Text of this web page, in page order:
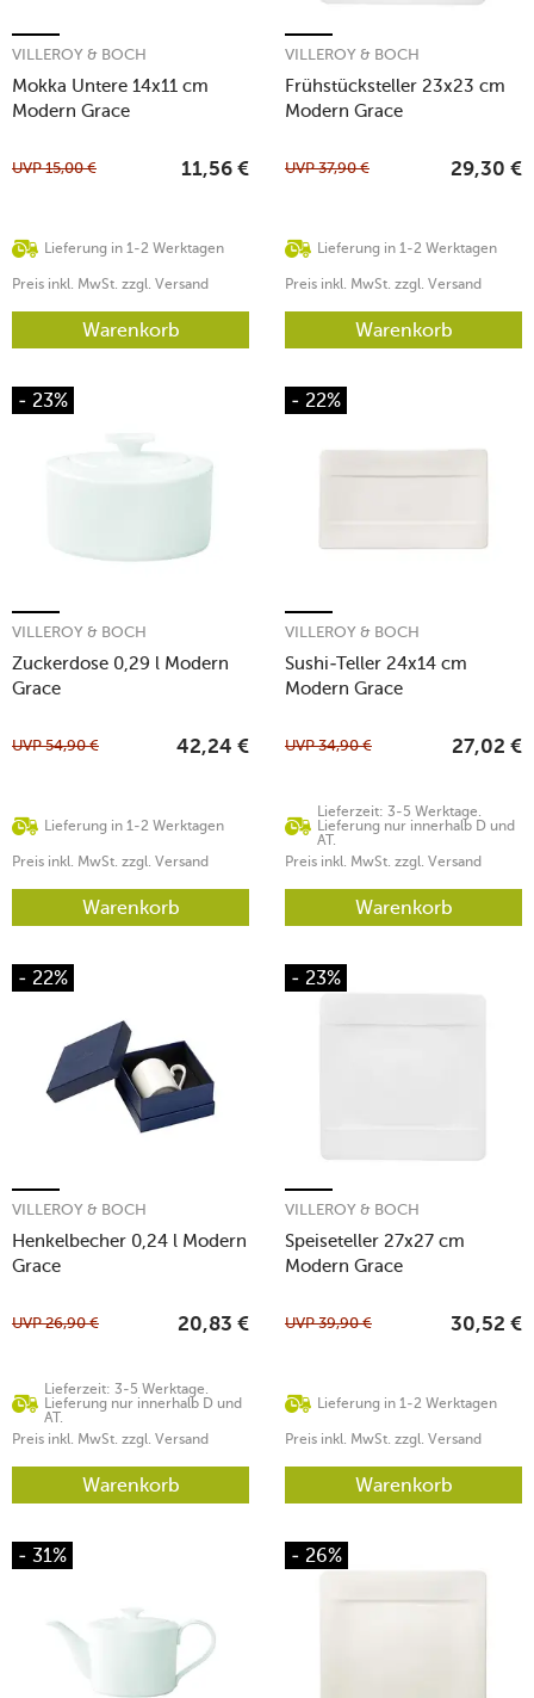
Mokka Untere 14x11 cm
Modern Grace
VILLEROY & BOCH
Lieferung in 1-2 Werktagen
UVP15,00 € 11,56 €
Preis inkl. MwSt. zzgl. Versand
Warenkorb
Frühstücksteller 23x23 cm
Modern Grace
VILLEROY & BOCH
Lieferung in 1-2 Werktagen
UVP37,90 € 29,30 €
Preis inkl. MwSt. zzgl. Versand
Warenkorb
- 23%
Zuckerdose 0,29 l Modern
Grace
VILLEROY & BOCH
Lieferung in 1-2 Werktagen
UVP54,90 € 42,24 €
Preis inkl. MwSt. zzgl. Versand
Warenkorb
- 22%
Sushi-Teller 24x14 cm
Modern Grace
VILLEROY & BOCH
Lieferzeit: 3-5 Werktage.
Lieferung nur innerhalb D und
AT.
UVP34,90 € 27,02 €
Preis inkl. MwSt. zzgl. Versand
Warenkorb
- 22%
Henkelbecher 0,24 l Modern
Grace
VILLEROY & BOCH
Lieferzeit: 3-5 Werktage.
Lieferung nur innerhalb D und
AT.
UVP26,90 € 20,83 €
Preis inkl. MwSt. zzgl. Versand
Warenkorb
- 23%
Speiseteller 27x27 cm
Modern Grace
VILLEROY & BOCH
Lieferung in 1-2 Werktagen
UVP39,90 € 30,52 €
Preis inkl. MwSt. zzgl. Versand
Warenkorb
- 31% - 26%